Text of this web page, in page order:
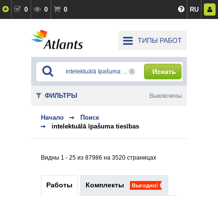
0 0 0 RU
ТИПЫ РАБОТ
Искать
Начало
Поиск
intelektuālā īpašuma tiesības
Видны 1 - 25 из 87986 на 3520 страницах
Работы Комплекты Выгодно!
ФИЛЬТРЫ Выключены